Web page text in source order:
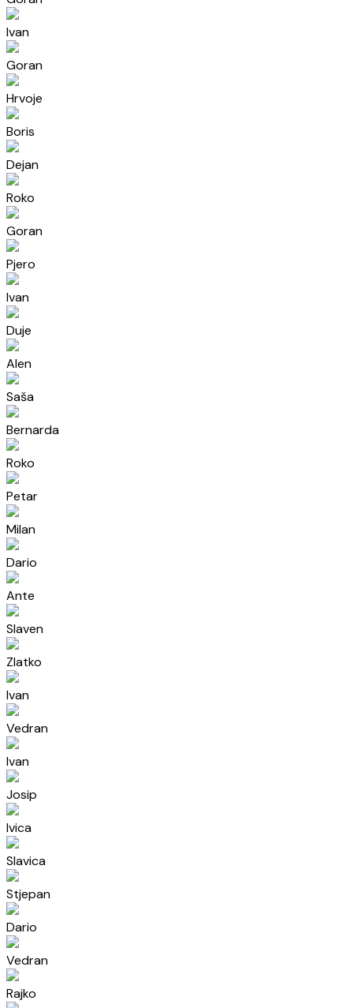
Ivan
Goran
Hrvoje
Boris
Dejan
Roko
Goran
Pjero
Ivan
Duje
Alen
Saša
Bernarda
Roko
Petar
Milan
Dario
Ante
Slaven
Zlatko
Ivan
Vedran
Ivan
Josip
Ivica
Slavica
Stjepan
Dario
Vedran
Rajko